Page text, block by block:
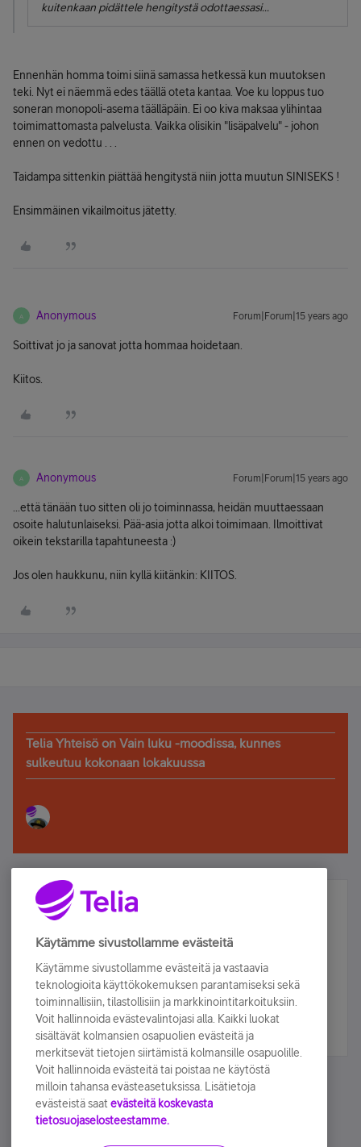
kuitenkaan pidättele hengitystä odottaessasi...
Ennenhän homma toimi siinä samassa hetkessä kun muutoksen
teki. Nyt ei näemmä edes täällä oteta kantaa. Voe ku loppus tuo
soneran monopoli-asema täälläpäin. Ei oo kiva maksaa ylihintaa
toimimattomasta palvelusta. Vaikka olisikin "lisäpalvelu" - johon
ennen on vedottu . . .
Taidampa sittenkin piättää hengitystä niin jotta muutun SINISEKS !
Ensimmäinen vikailmoitus jätetty.
A Anonymous Forum|Forum|15 years ago
Soittivat jo ja sanovat jotta hommaa hoidetaan.
Kiitos.
A Anonymous Forum|Forum|15 years ago
...että tänään tuo sitten oli jo toiminnassa, heidän muuttaessaan
osoite halutunlaiseksi. Pää-asia jotta alkoi toimimaan. Ilmoittivat
oikein tekstarilla tapahtuneesta :)
Jos olen haukkunu, niin kyllä kiitänkin: KIITOS.
Telia Yhteisö on Vain luku -moodissa, kunnes
sulkeutuu kokonaan lokakuussa
Älä jää paitsi – osallistu ja voita!
Tilaa Telian uutiskirje ja olet mukana arvonnassa.
sähköpostiisi.
Tilaa nyt
Käytämme sivustollamme evästeitä
Käytämme sivustollamme evästeitä ja vastaavia
teknologioita käyttökokemuksen parantamiseksi sekä
toiminnallisiin, tilastollisiin ja markkinointitarkoituksiin.
Voit hallinnoida evästevalintojasi alla. Kaikki luokat
sisältävät kolmansien osapuolien evästeitä ja
merkitsevät tietojen siirtämistä kolmansille osapuolille.
Voit hallinnoida evästeitä tai poistaa ne käytöstä
milloin tahansa evästeasetuksissa. Lisätietoja
evästeistä saat evästeitä koskevasta
tietosuojaselosteestamme.